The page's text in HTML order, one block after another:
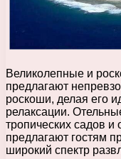
Великолепные и
предлагают
роскоши, делая его
релаксации.
тропических садов
предлагают гостям
широкий спектр